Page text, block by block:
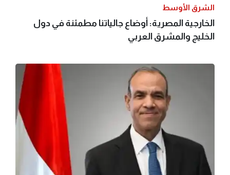
الشرق الأوسط
الخارجية المصرية: أوضاع جالياتنا مطمئنة في دول
الخليج والمشرق العربي